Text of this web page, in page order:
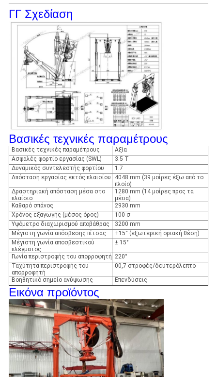
ΓΓ Σχεδίαση
Βασικές τεχνικές παραμέτρους
Βασικές τεχνικές παραμέτρους
Αξία
Ασφαλές φορτίο εργασίας (SWL)
3.5 Τ
Δυναμικός συντελεστής φορτίου
1.7
Απόσταση εργασίας εκτός πλαισίου
4048 mm (39 μοίρες έξω από το
πλοίο)
Δραστηριακή απόσταση μέσα στο
πλαίσιο
1280 mm (14 μοίρες προς τα
μέσα)
Καθαρό σπάνος
2930 mm
Χρόνος εξαγωγής (μέσος όρος)
100 σ
Υψόμετρο διαχωρισμού αποβάθρας
3200 mm
Μέγιστη γωνία απόσβεσης πίτσας
+15° (εξωτερική οριακή θέση)
Μέγιστη γωνία αποσβεστικού
πλέγματος
± 15°
Γωνία περιστροφής του απορροφητή 220°
Ταχύτητα περιστροφής του
απορροφητή
00,7 στροφές/δευτερόλεπτο
Βοηθητικό σημείο ανύψωσης Επενδύσεις
Εικόνα προϊόντος